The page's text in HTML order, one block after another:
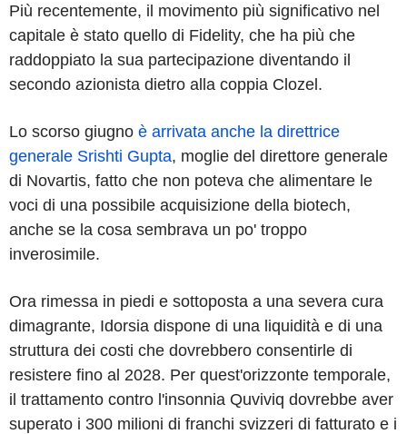
Più recentemente, il movimento più significativo nel
capitale è stato quello di Fidelity, che ha più che
raddoppiato la sua partecipazione diventando il
secondo azionista dietro alla coppia Clozel.
Lo scorso giugno è arrivata anche la direttrice
generale Srishti Gupta, moglie del direttore generale
di Novartis, fatto che non poteva che alimentare le
voci di una possibile acquisizione della biotech,
anche se la cosa sembrava un po' troppo
inverosimile.
Ora rimessa in piedi e sottoposta a una severa cura
dimagrante, Idorsia dispone di una liquidità e di una
struttura dei costi che dovrebbero consentirle di
resistere fino al 2028. Per quest'orizzonte temporale,
il trattamento contro l'insonnia Quviviq dovrebbe aver
superato i 300 milioni di franchi svizzeri di fatturato e i